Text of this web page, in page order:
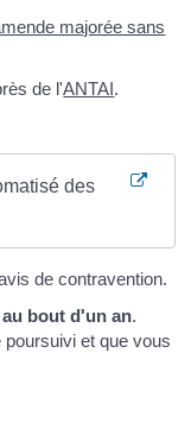
majorée sans
de l'ANTAI.
des
de contravention.
bout d'un an.
et que vous